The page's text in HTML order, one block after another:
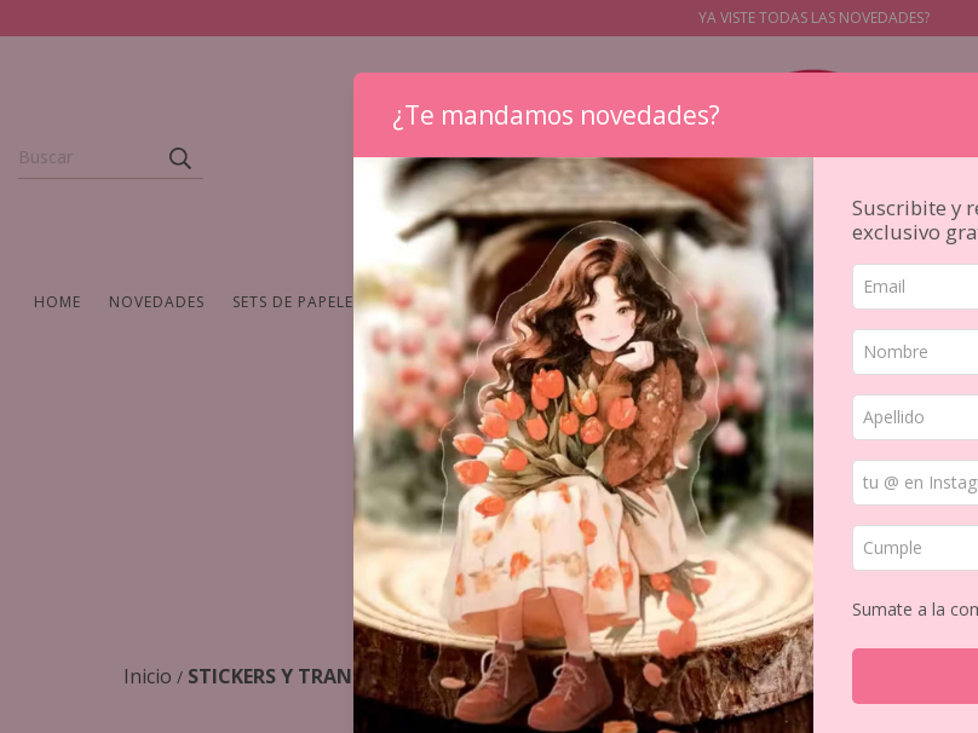
YA VISTE TODAS LAS NOVEDADES?
HOME NOVEDADES SETS DE PAPELERIA WASHIS Y CINTAS STICKERS PAPELES SELLOS PAPELERIA
STICKERS Y
Stickers y pegatinas de PET, vinilo, papel y washi para pegar donde quieras.
Inicio / STICKERS Y TRANSFERS
¿Te mandamos novedades?
Suscribite y
exclusivo
Sumate a la